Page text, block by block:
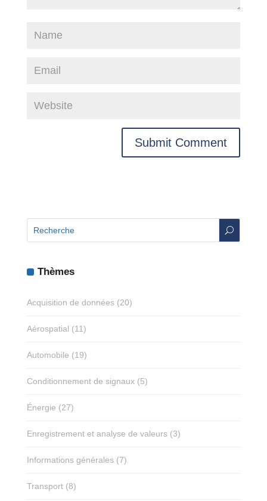
U
Thèmes
Acquisition de données(20)
Aérospatial (11)
Automobile (19)
Conditionnement de signaux(5)
Énergie (27)
Enregistrement et analyse de valeurs(3)
Informations générales(7)
Transport(8)